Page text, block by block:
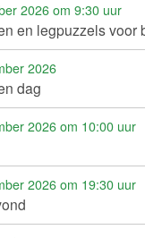
2026 om 9:30 uur
en legpuzzels voor
2026
dag
2026 om 10:00 uur
2026 om 19:30 uur